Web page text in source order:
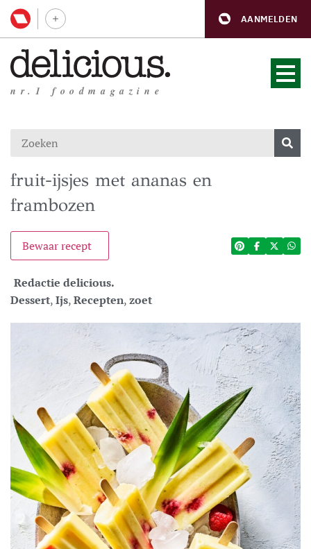
AANMELDEN
nr.1 foodmagazine
fruit-ijsjes met ananas en
frambozen
Bewaar recept
Redactie delicious.
Dessert,Ijs,Recepten,zoet